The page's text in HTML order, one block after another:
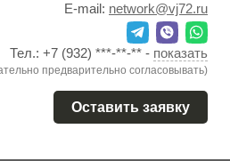
E-mail: network@vj72.ru
Тел.: +7 (932) ***-**-** - показать
предварительно согласовывать)
Оставить заявку